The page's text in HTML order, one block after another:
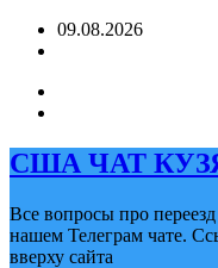
Перейти09.08.2026
США ЧАТ
Все вопросы про
нашем Телеграм чате.
вверху сайта